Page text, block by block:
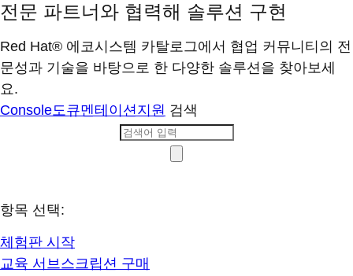
전문 파트너와 협력해 솔루션 구현
Red Hat® 에코시스템 카탈로그에서 협업 커뮤니티의 전
문성과 기술을 바탕으로 한 다양한 솔루션을 찾아보세
요.
Console도큐멘테이션지원 검색
항목 선택:
체험판 시작
교육 서브스크립션 구매